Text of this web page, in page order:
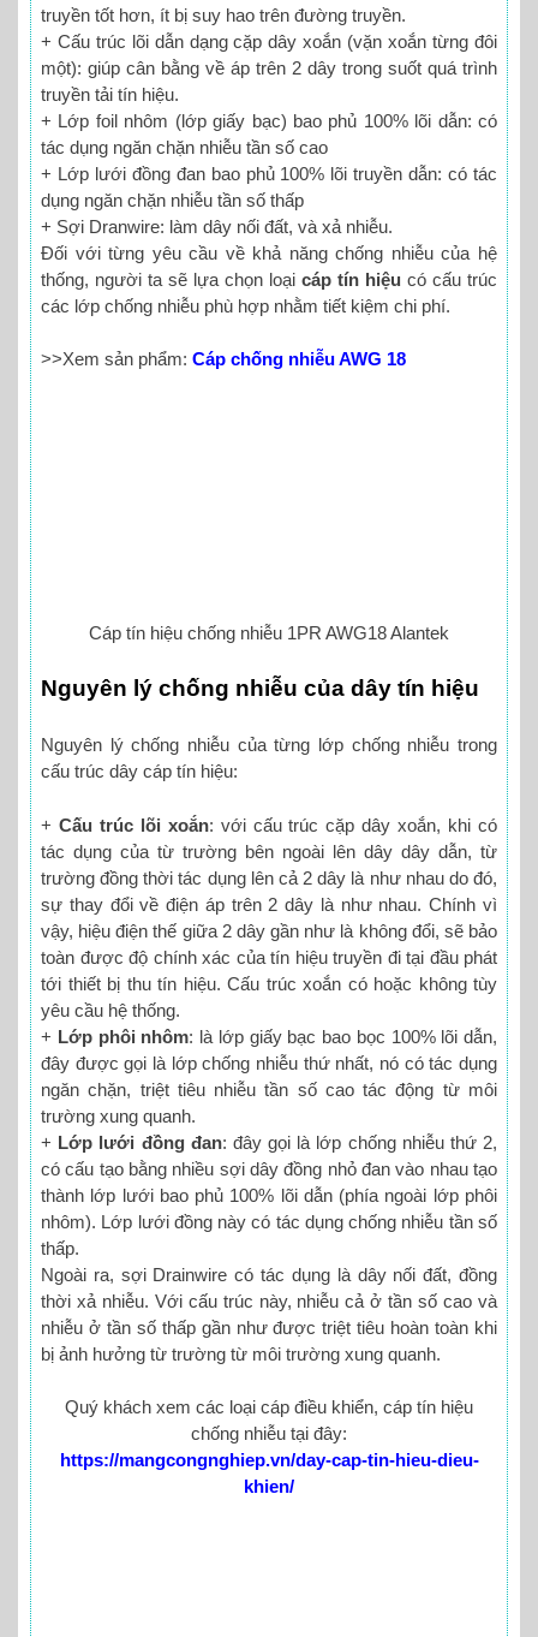
truyền tốt hơn, ít bị suy hao trên đường truyền.
+ Cấu trúc lõi dẫn dạng cặp dây xoắn (vặn xoắn từng đôi
một): giúp cân bằng về áp trên 2 dây trong suốt quá trình
truyền tải tín hiệu.
+ Lớp foil nhôm (lớp giấy bạc) bao phủ 100% lõi dẫn: có
tác dụng ngăn chặn nhiễu tần số cao
+ Lớp lưới đồng đan bao phủ 100% lõi truyền dẫn: có tác
dụng ngăn chặn nhiễu tần số thấp
+ Sợi Dranwire: làm dây nối đất, và xả nhiễu.
Đối với từng yêu cầu về khả năng chống nhiễu của hệ
thống, người ta sẽ lựa chọn loại cáp tín hiệu có cấu trúc
các lớp chống nhiễu phù hợp nhằm tiết kiệm chi phí.
>>Xem sản phẩm: Cáp chống nhiễu AWG 18
Cáp tín hiệu chống nhiễu 1PR AWG18 Alantek
Nguyên lý chống nhiễu của dây tín hiệu
Nguyên lý chống nhiễu của từng lớp chống nhiễu trong
cấu trúc dây cáp tín hiệu:
+ Cấu trúc lõi xoắn: với cấu trúc cặp dây xoắn, khi có
tác dụng của từ trường bên ngoài lên dây dây dẫn, từ
trường đồng thời tác dụng lên cả 2 dây là như nhau do đó,
sự thay đổi về điện áp trên 2 dây là như nhau. Chính vì
vậy, hiệu điện thế giữa 2 dây gần như là không đổi, sẽ bảo
toàn được độ chính xác của tín hiệu truyền đi tại đầu phát
tới thiết bị thu tín hiệu. Cấu trúc xoắn có hoặc không tùy
yêu cầu hệ thống.
+ Lớp phôi nhôm: là lớp giấy bạc bao bọc 100% lõi dẫn,
đây được gọi là lớp chống nhiễu thứ nhất, nó có tác dụng
ngăn chặn, triệt tiêu nhiễu tần số cao tác động từ môi
trường xung quanh.
+ Lớp lưới đồng đan: đây gọi là lớp chống nhiễu thứ 2,
có cấu tạo bằng nhiều sợi dây đồng nhỏ đan vào nhau tạo
thành lớp lưới bao phủ 100% lõi dẫn (phía ngoài lớp phôi
nhôm). Lớp lưới đồng này có tác dụng chống nhiễu tần số
thấp.
Ngoài ra, sợi Drainwire có tác dụng là dây nối đất, đồng
thời xả nhiễu. Với cấu trúc này, nhiễu cả ở tần số cao và
nhiễu ở tần số thấp gần như được triệt tiêu hoàn toàn khi
bị ảnh hưởng từ trường từ môi trường xung quanh.
Quý khách xem các loại cáp điều khiển, cáp tín hiệu
chống nhiễu tại đây:
https://mangcongnghiep.vn/day-cap-tin-hieu-dieu-
khien/